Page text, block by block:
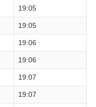
19:05
19:05
19:06
19:06
19:07
19:07